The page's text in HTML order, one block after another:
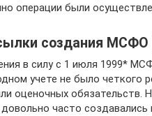
операции были
создания МСФО
в силу с 1 июля 1999*
учете не было четкого
оценочных обязательств.
часто создавались